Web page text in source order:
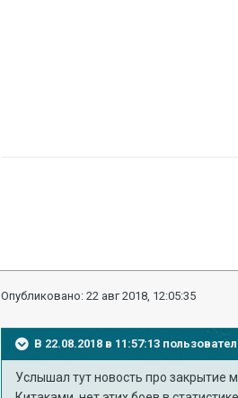
Опубликовано:22 авг 2018, 12:05:35
В 22.08.2018 в 11:57:13
Услышал тут новость про закрытие